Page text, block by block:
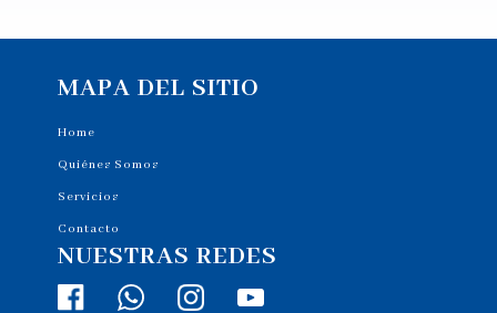
MAPA DEL SITIO
Home
Quiénes Somos
Servicios
Contacto
NUESTRAS REDES